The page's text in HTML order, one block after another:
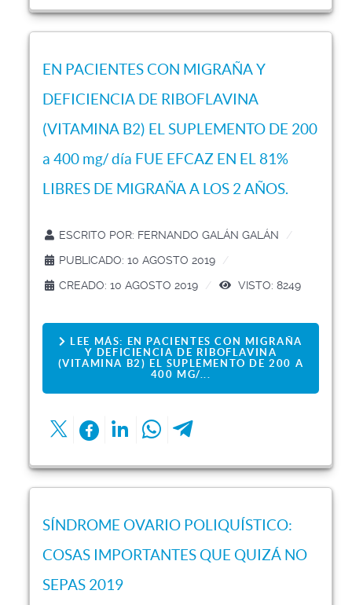
EN PACIENTES CON MIGRAÑA Y
DEFICIENCIA DE RIBOFLAVINA
(VITAMINA B2) EL SUPLEMENTO DE 200
a 400 mg/ día FUE EFCAZ EN EL 81%
LIBRES DE MIGRAÑA A LOS 2 AÑOS.
ESCRITO POR: FERNANDO GALÁN GALÁN
PUBLICADO: 10 AGOSTO 2019
CREADO: 10 AGOSTO 2019
VISTO: 8249
LEE MÁS: EN PACIENTES CON MIGRAÑA
Y DEFICIENCIA DE RIBOFLAVINA
(VITAMINA B2) EL SUPLEMENTO DE 200 A
400 MG/...
SÍNDROME OVARIO POLIQUÍSTICO:
COSAS IMPORTANTES QUE QUIZÁ NO
SEPAS 2019